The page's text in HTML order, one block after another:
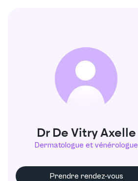
D
Dr De Vitry Axelle
Dermatologue et vénérologue
Prendre rendez-vous